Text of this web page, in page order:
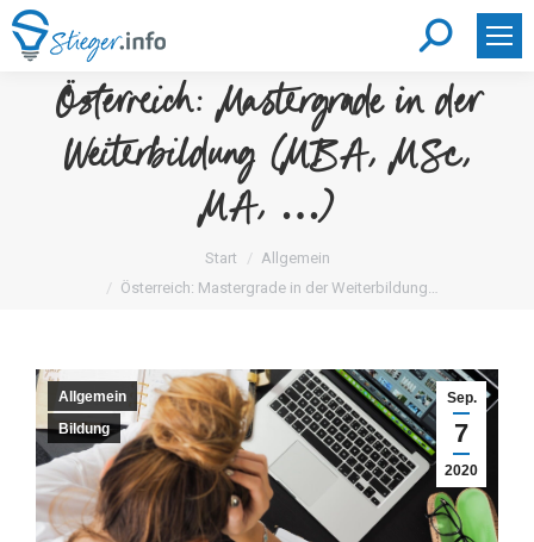
Search:
Österreich: Mastergrade in der
Weiterbildung (MBA, MSc,
MA, …)
Sie befinden sich hier:Start
Allgemein
Österreich: Mastergrade in der Weiterbildung…
Sep.
7
2020
Allgemein
Bildung